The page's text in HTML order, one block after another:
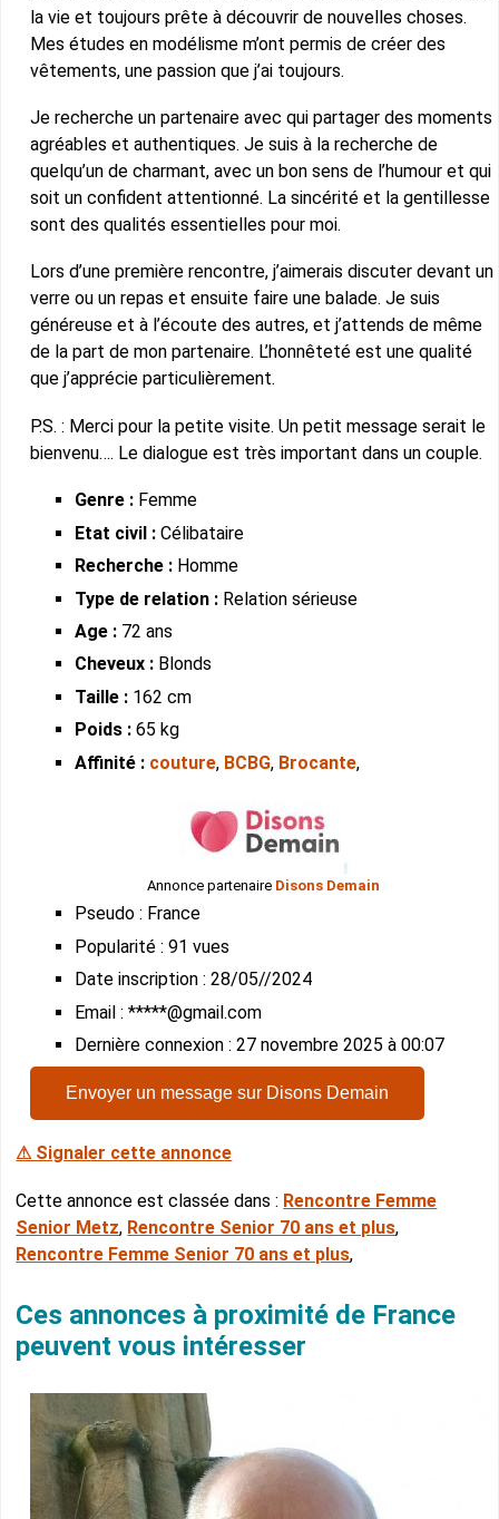
la vie et toujours prête à découvrir de nouvelles choses.
Mes études en modélisme m’ont permis de créer des
vêtements, une passion que j’ai toujours.
Je recherche un partenaire avec qui partager des moments
agréables et authentiques. Je suis à la recherche de
quelqu’un de charmant, avec un bon sens de l’humour et qui
soit un confident attentionné. La sincérité et la gentillesse
sont des qualités essentielles pour moi.
Lors d’une première rencontre, j’aimerais discuter devant un
verre ou un repas et ensuite faire une balade. Je suis
généreuse et à l’écoute des autres, et j’attends de même
de la part de mon partenaire. L’honnêteté est une qualité
que j’apprécie particulièrement.
P.S. : Merci pour la petite visite. Un petit message serait le
bienvenu…. Le dialogue est très important dans un couple.
Genre : Femme
Etat civil : Célibataire
Recherche : Homme
Type de relation : Relation sérieuse
Age : 72 ans
Cheveux : Blonds
Taille : 162 cm
Poids : 65 kg
Affinité : couture, BCBG, Brocante,
Annonce partenaire Disons Demain
Pseudo : France
Popularité : 91 vues
Date inscription : 28/05//2024
Email : *****@gmail.com
Dernière connexion : 27 novembre 2025 à 00:07
Envoyer un message sur Disons Demain
⚠ Signaler cette annonce
Cette annonce est classée dans : Rencontre Femme
Senior Metz, Rencontre Senior 70 ans et plus,
Rencontre Femme Senior 70 ans et plus,
Ces annonces à proximité de France
peuvent vous intéresser